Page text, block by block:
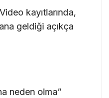
kayıtlarında,
geldiği açıkça
neden olma”